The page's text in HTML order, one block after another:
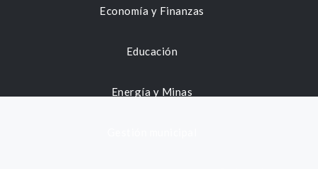
Economía y Finanzas
Educación
Energía y Minas